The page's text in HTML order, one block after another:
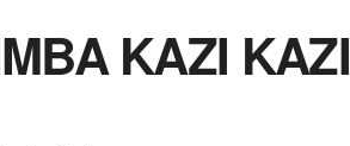
KAZI KAZI